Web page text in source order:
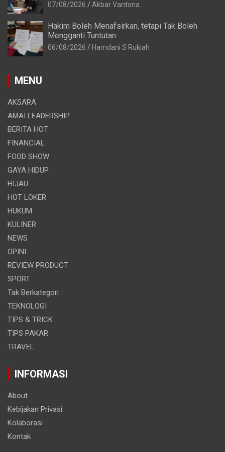
07/08/2026 Akbar Vantona
Hakim Boleh Menafsirkan, tetapi Tak Boleh
Mengganti Tuntutan
06/08/2026 Hamdani S Rukiah
MENU
AKSARA
AMAI LEADERSHIP
BERITA HOT
FINANCIAL
FOOD SHOW
GAYA HIDUP
HIJAU
HOT LOKER
HUKUM
KULINER
NEWS
OPINI
REVIEW PRODUCT
SPORT
Tak Berkategori
TEKNOLOGI
TIPS & TRICK
TIPS PAKAR
TRAVEL
INFORMASI
About
Kebijakan Privasi
Kolaborasi
Kontak